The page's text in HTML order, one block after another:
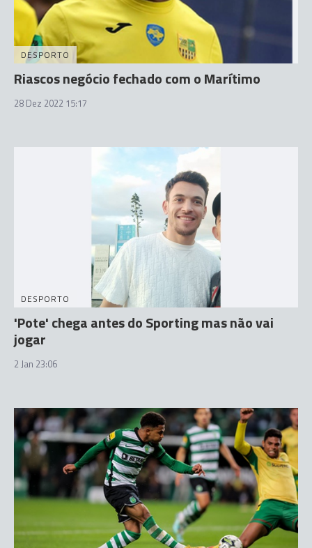
DESPORTO
Riascos negócio fechado com o Marítimo
28 Dez 2022 15:17
DESPORTO
'Pote' chega antes do Sporting mas não vai
jogar
2 Jan 23:06